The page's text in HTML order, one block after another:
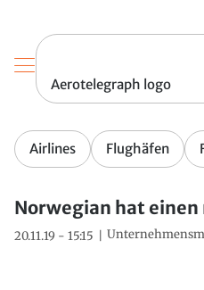
Aerotelegraph logo
Airlines Flughäfen
Norwegian hat einen
20.11.19 - 15:15